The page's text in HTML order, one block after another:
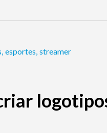
, esportes, streamer